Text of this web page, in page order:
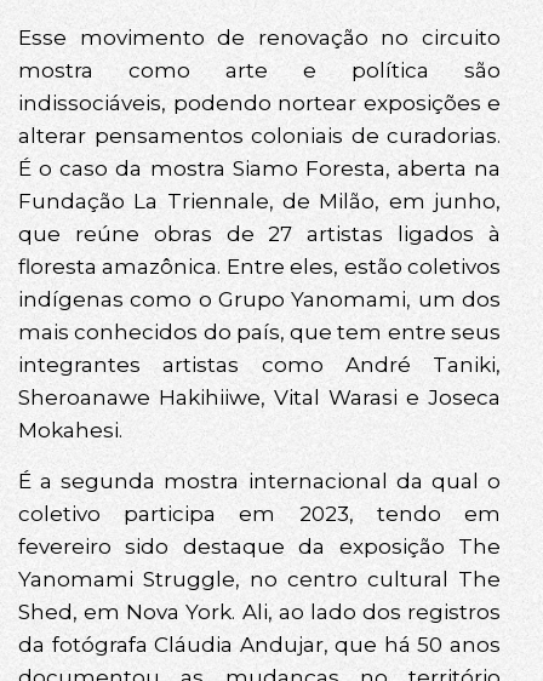
Esse movimento de renovação no circuito
mostra como arte e política são
indissociáveis, podendo nortear exposições e
alterar pensamentos coloniais de curadorias.
É o caso da mostra Siamo Foresta, aberta na
Fundação La Triennale, de Milão, em junho,
que reúne obras de 27 artistas ligados à
floresta amazônica. Entre eles, estão coletivos
indígenas como o Grupo Yanomami, um dos
mais conhecidos do país, que tem entre seus
integrantes artistas como André Taniki,
Sheroanawe Hakihiiwe, Vital Warasi e Joseca
Mokahesi.
É a segunda mostra internacional da qual o
coletivo participa em 2023, tendo em
fevereiro sido destaque da exposição The
Yanomami Struggle, no centro cultural The
Shed, em Nova York. Ali, ao lado dos registros
da fotógrafa Cláudia Andujar, que há 50 anos